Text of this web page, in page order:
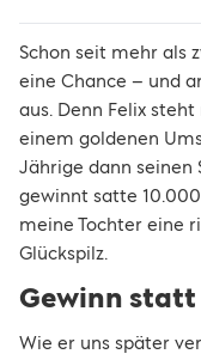
Schon seit mehr als
eine Chance – und
aus. Denn Felix
einem goldenen
Jährige dann seinen
gewinnt satte
meine Tochter eine
Glückspilz.
Gewinn
Wie er uns später